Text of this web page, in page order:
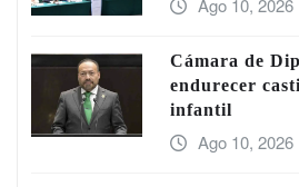
Ago 10, 2026
Cámara de
endurecer
infantil
Ago 10, 2026